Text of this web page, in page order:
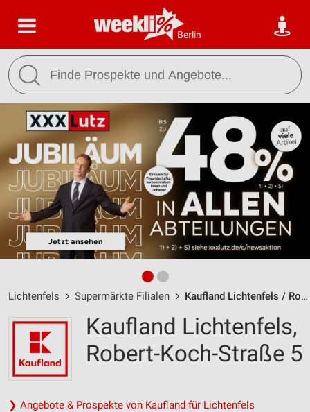
Berlin
Lichtenfels Supermärkte Filialen Kaufland Lichtenfels / Robert-Koch-Straße 5 - Öffnungszeiten & Adresse
Kaufland Lichtenfels,
Robert-Koch-Straße 5
❯ Angebote & Prospekte von Kaufland für Lichtenfels